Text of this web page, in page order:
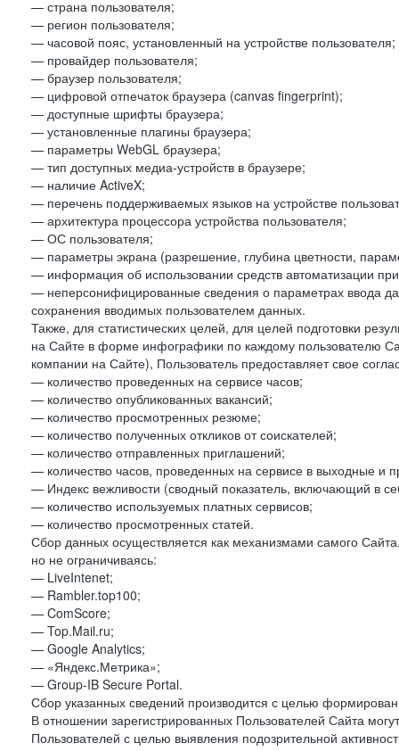
— страна пользователя;
— регион пользователя;
— часовой пояс, установленный на устройстве пользователя;
— провайдер пользователя;
— браузер пользователя;
— цифровой отпечаток браузера (canvas fingerprint);
— доступные шрифты браузера;
— установленные плагины браузера;
— параметры WebGL браузера;
— тип доступных медиа-устройств в браузере;
— наличие ActiveX;
— перечень поддерживаемых языков на устройстве
— архитектура процессора устройства пользователя;
— ОС пользователя;
— параметры экрана (разрешение, глубина цветности,
— информация об использовании средств автоматизации
— неперсонифицированные сведения о параметрах ввода
сохранения вводимых пользователем данных.
Также, для статистических целей, для целей подготовки
на Сайте в форме инфографики по каждому пользователю
компании на Сайте), Пользователь предоставляет свое
— количество проведенных на сервисе часов;
— количество опубликованных вакансий;
— количество просмотренных резюме;
— количество полученных откликов от соискателей;
— количество отправленных приглашений;
— количество часов, проведенных на сервисе в выходные и
— Индекс вежливости (сводный показатель, включающий в
— количество используемых платных сервисов;
— количество просмотренных статей.
Сбор данных осуществляется как механизмами самого
но не ограничиваясь:
— LiveIntenet;
— Rambler.top100;
— ComScore;
— Top.Mail.ru;
— Google Analytics;
— «Яндекс.Метрика»;
— Group-IB Secure Portal.
Сбор указанных сведений производится с целью
В отношении зарегистрированных Пользователей Сайта
Пользователей с целью выявления подозрительной